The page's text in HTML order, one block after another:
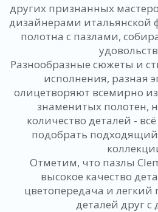
других признанных
дизайнерами итальянской
полотна с пазлами,
Разнообразные сюжеты и
исполнения, разная
олицетворяют всемирно
знаменитых полотен,
количество деталей -
подобрать
Отметим, что пазлы
высокое качество
цветопередача и легкий
деталей друг с